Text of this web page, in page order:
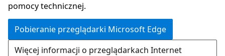
pomocy technicznej.
Pobieranie przeglądarki Microsoft Edge
Więcej informacji o przeglądarkach Internet